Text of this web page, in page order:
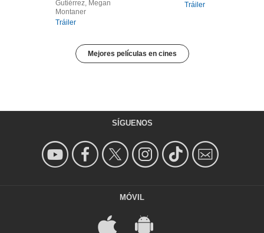
Gutiérrez, Megan
Montaner
Tráiler
Tráiler
Mejores películas en cines
SÍGUENOS
MÓVIL